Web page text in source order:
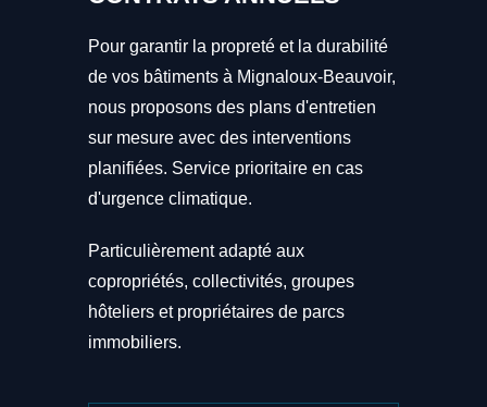
Pour garantir la propreté et la durabilité
de vos bâtiments à Mignaloux-Beauvoir,
nous proposons des plans d'entretien
sur mesure avec des interventions
planifiées. Service prioritaire en cas
d'urgence climatique.
Particulièrement adapté aux
copropriétés, collectivités, groupes
hôteliers et propriétaires de parcs
immobiliers.